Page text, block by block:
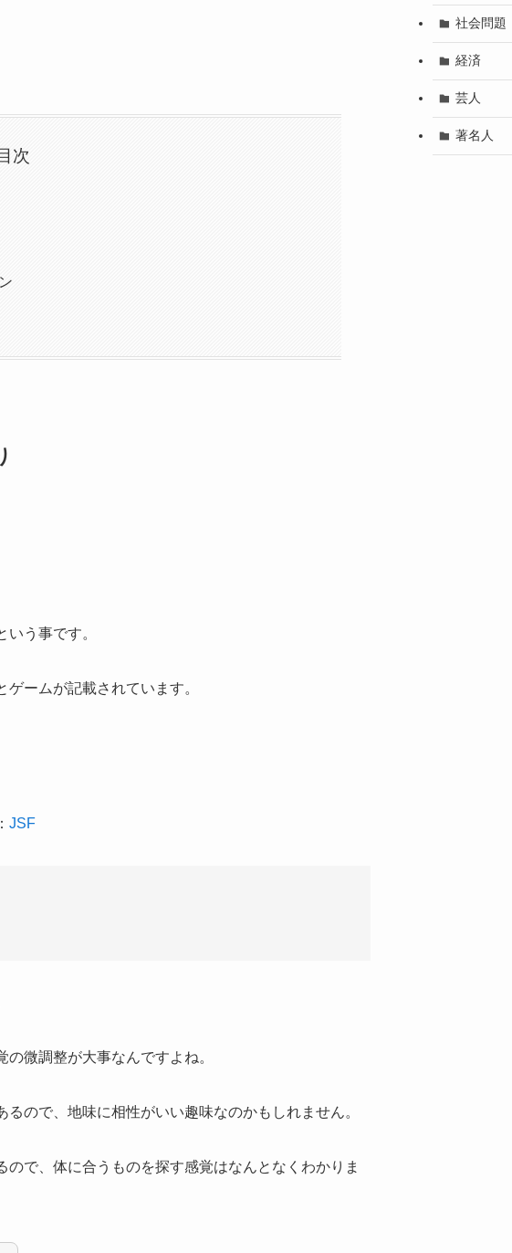
目次
う事です。
ームが記載されています。
JSF
微調整が大事なんですよね。
ので、地味に相性がいい趣味なのかもしれません。
で、体に合うものを探す感覚はなんとなくわかりま
社会問題
経済
芸人
著名人